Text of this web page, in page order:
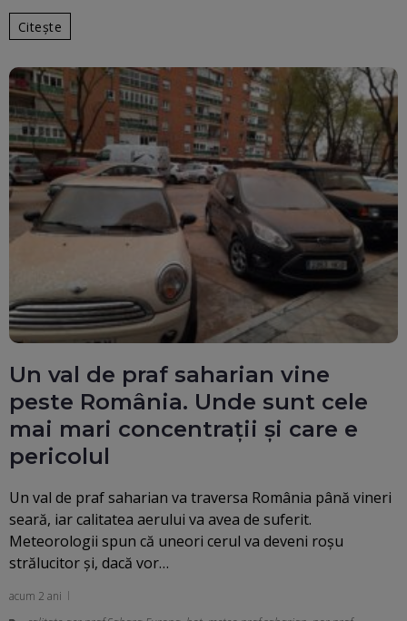
Citește
Un val de praf saharian vine
peste România. Unde sunt cele
mai mari concentrații și care e
pericolul
Un val de praf saharian va traversa România până vineri
seară, iar calitatea aerului va avea de suferit.
Meteorologii spun că uneori cerul va deveni roșu
strălucitor și, dacă vor…
acum 2 ani